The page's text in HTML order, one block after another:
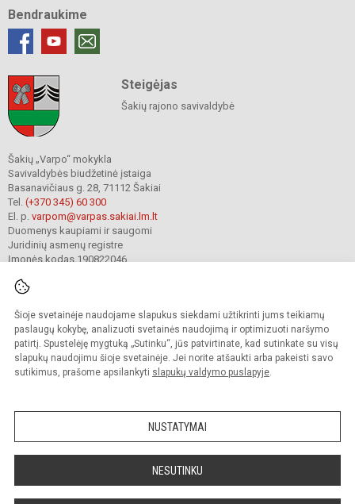
Šioje svetainėje naudojame slapukus siekdami užtikrinti jums teikiamų
paslaugų kokybę, analizuoti svetainės naudojimą ir optimizuoti naršymo
patirtį. Spustelėję mygtuką „Sutinku“, jūs patvirtinate, kad sutinkate su visų
slapukų naudojimu šioje svetainėje. Jei norite atšaukti arba pakeisti savo
sutikimus, prašome apsilankyti slapukų valdymo puslapyje.
NUSTATYMAI
NESUTINKU
Bendraukime
Steigėjas
Šakių rajono savivaldybė
Šakių „Varpo“ mokykla
Savivaldybės biudžetinė įstaiga
Basanavičiaus g. 28, 71112 Šakiai
Tel. (+370 345) 60 300
El. p. varpom@varpas.sakiai.lm.lt
Duomenys kaupiami ir saugomi
Juridinių asmenų registre
Įmonės kodas 190822046
© 2023. Šakių „Varpo“ mokykla. Visos teisės saugomos.
Kopijuoti turinį be raštiško mokyklos sutikimo griežtai draudžiama.
Prieinamumo paraiška Slapukų politika Privatumo politika
Sumanus būdas atnaujinti